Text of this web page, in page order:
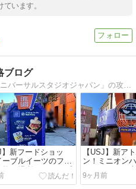
います。
ブログ
大阪が誇るテーマパーク「ユニバーサルスタジオジャパン」の攻略サイト。実際に体験したアトラクションやイベント、最新グッズの紹介まで。提携ホテルの宿泊レポートも人気です。
】新フードショッ
ーブルイーツのフー
格、場所、コンセプ
詳細まとめ！
【USJ】新ア
ン！ミニオン
ミッション～
～を実際に体
9ヶ月前